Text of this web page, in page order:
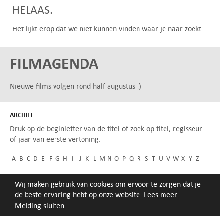
Melding sluiten
Wij maken gebruik van cookies om ervoor te zorgen dat je
de beste ervaring hebt op onze website. Lees meer
HELAAS.
Het lijkt erop dat we niet kunnen vinden waar je naar zoekt.
FILMAGENDA
Nieuwe films volgen rond half augustus :)
ARCHIEF
Druk op de beginletter van de titel of zoek op titel, regisseur
of jaar van eerste vertoning.
A B C D E F G H I J K L M N O P Q R S T U V W X Y Z